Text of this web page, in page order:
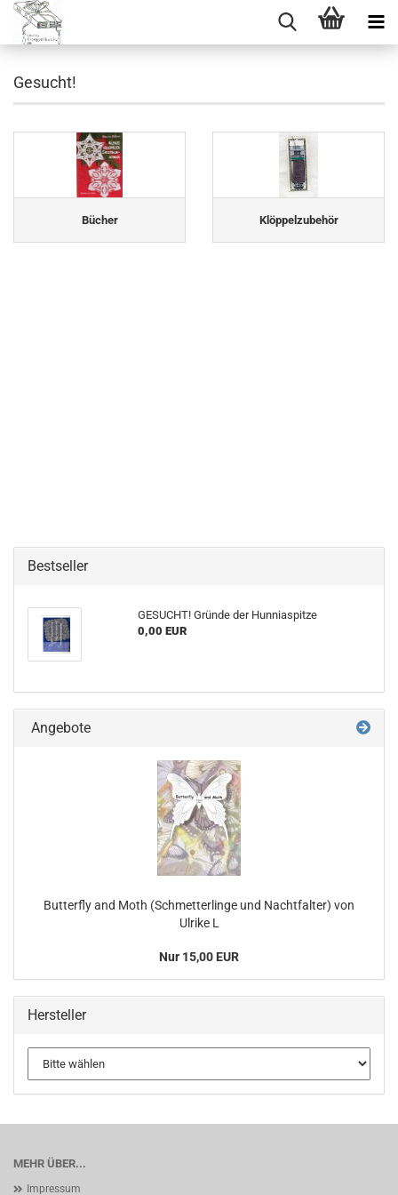
Gesucht!
Bücher Klöppelzubehör
Bestseller
GESUCHT! Gründe der Hunniaspitze
0,00 EUR
Angebote
Butterfly and Moth (Schmetterlinge und Nachtfalter) von
Ulrike L
Nur 15,00 EUR
Hersteller
MEHR ÜBER...
Impressum